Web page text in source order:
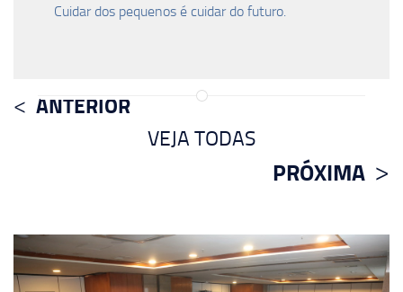
Cuidar dos pequenos é cuidar do futuro.
ANTERIOR
VEJA TODAS
PRÓXIMA